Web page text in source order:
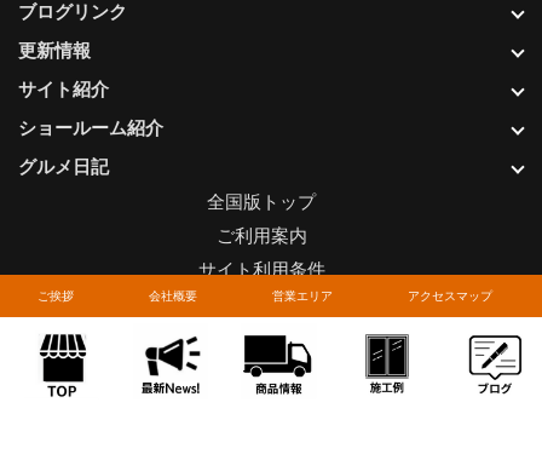
ご挨拶 会社概要 営業エリア アクセスマップ
更新情報
サイト紹介
ショールーム紹介
グルメ日記
ブログリンク
全国版トップ
ご利用案内
サイト利用条件
プライバシーポリシー
関連リンク
お問い合わせについて